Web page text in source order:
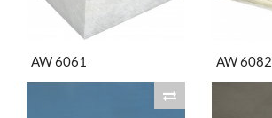
AW 6061 AW 6082